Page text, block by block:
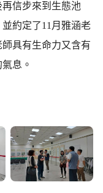
信步來到生態池
約定了11月雅涵老
具有生命力又含有
息。